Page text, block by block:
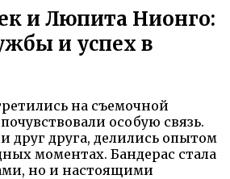
и Люпита Нионго:
и успех в
на съемочной
особую связь.
друг друга, делились опытом
моментах. Бандерас стала
но и настоящими